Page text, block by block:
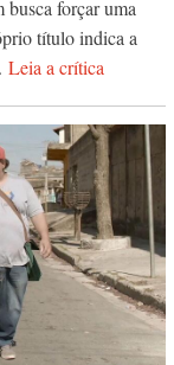
busca forçar uma
título indica a
Leia a crítica